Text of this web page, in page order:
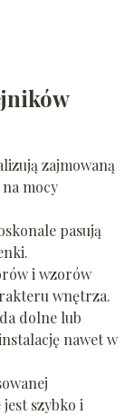
zajmowaną
mocy
pasują
i wzorów
wnętrza.
dolne lub
nawet w
szybko i